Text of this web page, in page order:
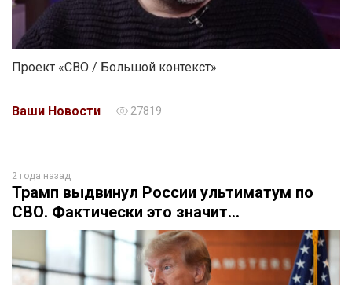
Проект «СВО / Большой контекст»
Ваши Новости 27819
2 года назад
Трамп выдвинул России ультиматум по
СВО. Фактически это значит…